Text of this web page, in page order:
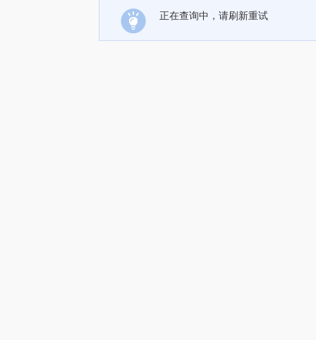
正在查询中，请刷新重试